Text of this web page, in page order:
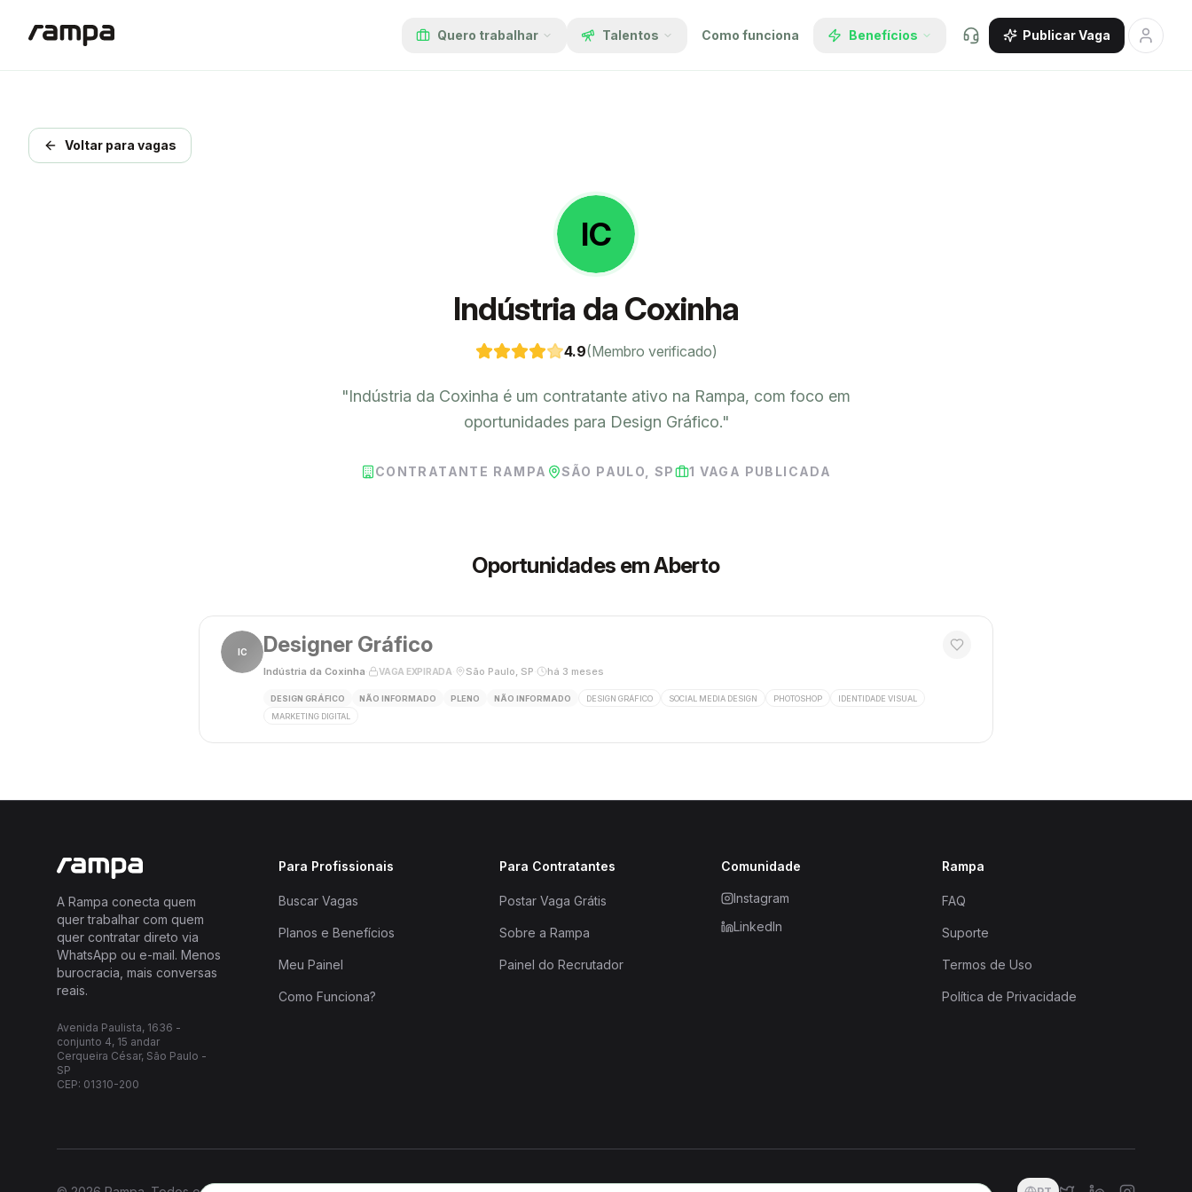
Quero trabalhar Talentos Como funciona Benefícios Publicar Vaga
Voltar para vagas
IC
Indústria da Coxinha
4.9(Membro verificado)
"Indústria da Coxinha é um contratante ativo na Rampa, com foco em
oportunidades para Design Gráfico."
CONTRATANTE RAMPA SÃO PAULO, SP 1 VAGA PUBLICADA
Oportunidades em Aberto
IC Designer Gráfico
Indústria da Coxinha VAGA EXPIRADA São Paulo, SP há 3 meses
DESIGN GRÁFICO NÃO INFORMADO PLENO NÃO INFORMADO DESIGN GRÁFICO SOCIAL MEDIA DESIGN PHOTOSHOP
IDENTIDADE VISUAL
MARKETING DIGITAL
A Rampa conecta quem
quer trabalhar com quem
quer contratar direto via
WhatsApp ou e-mail. Menos
burocracia, mais conversas
reais.
Avenida Paulista, 1636 -
conjunto 4, 15 andar
Cerqueira César, São Paulo -
SP
CEP: 01310-200
Para Profissionais
Buscar Vagas
Planos e Benefícios
Meu Painel
Como Funciona?
Para Contratantes
Postar Vaga Grátis
Sobre a Rampa
Painel do Recrutador
Comunidade
Instagram
LinkedIn
Rampa
FAQ
Suporte
Termos de Uso
Política de Privacidade